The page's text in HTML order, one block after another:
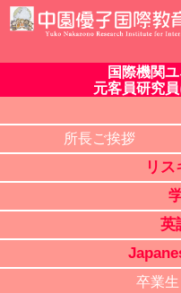
Skip
to
中園優子国際教育研究所
公式ホームページ、熊本県
の英語教室・学習塾・日本
研修。中学・高校・大学受
人」と評判の講師が個別レ
オンライン授業、出張講義
国際機関
元客員研究
所長ご挨拶
リ
英
卒業